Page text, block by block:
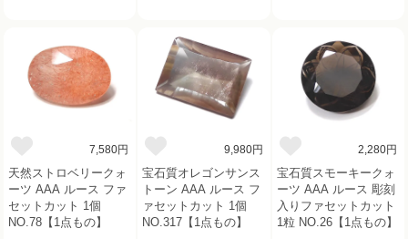
7,580円
天然ストロベリークォ
ーツ AAA ルース ファ
セットカット 1個
NO.78【1点もの】
9,980円
宝石質オレゴンサンス
トーン AAA ルース フ
ァセットカット 1個
NO.317【1点もの】
2,280円
宝石質スモーキークォ
ーツ AAA ルース 彫刻
入りファセットカット
1粒 NO.26【1点もの】